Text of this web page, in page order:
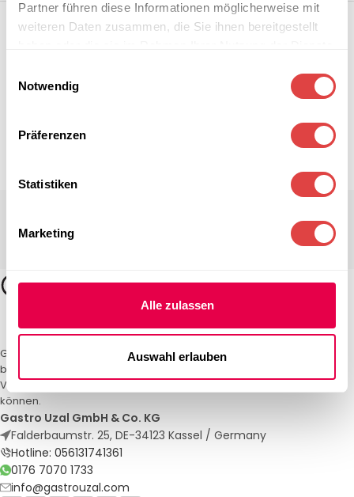
Partner führen diese Informationen möglicherweise mit
weiteren Daten zusammen, die Sie ihnen bereitgestellt
Notwendig
Präferenzen
Statistiken
Marketing
Alle zulassen
Auswahl erlauben
Gastro Uzal – Ihr Spezialist für Gastronomiemöbel und -textilien. Wir
bieten maßgeschneiderte Lösungen für Restaurants, Hotels und
Veranstaltungen. Qualität und Service, auf die Sie sich verlassen
können.
Gastro Uzal GmbH & Co. KG
Falderbaumstr. 25, DE-34123 Kassel / Germany
Hotline: 056131741361
0176 7070 1733
info@gastrouzal.com